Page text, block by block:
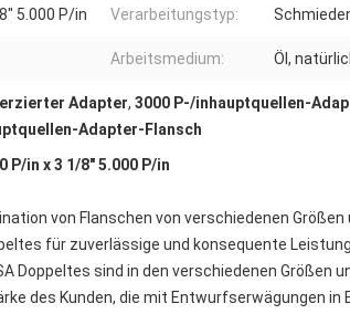
5.000 P/in Verarbeitungstyp:
Arbeitsmedium: Öl,
Adapter, 3000 P-/inhauptquellen-
Adapter-Flansch
in x 3 1/8" 5.000 P/in
von Flanschen von verschiedenen Größen
für zuverlässige und konsequente
Doppeltes sind in den verschiedenen Größen
des Kunden, die mit Entwurfserwägungen in